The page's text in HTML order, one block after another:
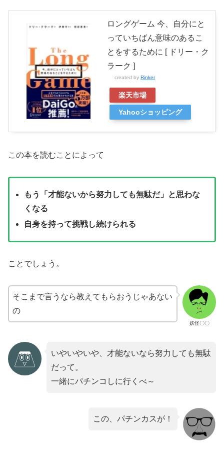
ロングゲーム 今、自分にと
っていちばん意味のあるこ
とをするために [ ドリー・ク
ラーク ]
created by Rinker
楽天市場
Yahooショッピング
この本を読むことによって
もう「才能ないから努力しても無駄だ」と思わな
くなる
自身を持って挑戦し続けられる
ことでしょう。
妖怪〇〇
そこまで言うなら教えてもらおうじゃあない
の
いやいやいや、才能ないなら努力しても無駄
だって。
一緒にパチンコしに行くべ～
この、パチンカスが！